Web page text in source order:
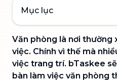
Mục lục
Văn phòng là nơi thường
việc. Chính vì thế mà
việc trang trí. bTaskee
bàn làm việc văn phòng